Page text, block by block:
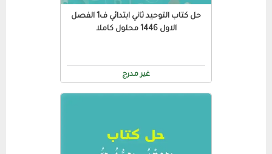
حل كتاب التوحيد ثاني ابتدائي ف1 الفصل
الاول 1446 محلول كاملا
غير مدرج